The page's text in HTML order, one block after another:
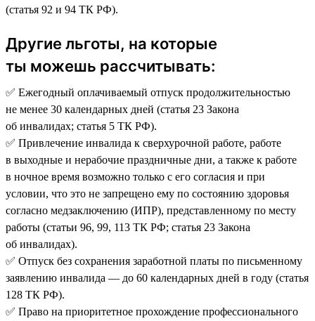
(статья 92 и 94 ТК РФ).
Другие льготы, на которые
ты можешь рассчитывать:
✅ Ежегодный оплачиваемый отпуск продолжительностью
не менее 30 календарных дней (статья 23 Закона
об инвалидах; статья 5 ТК РФ).
✅ Привлечение инвалида к сверхурочной работе, работе
в выходные и нерабочие праздничные дни, а также к работе
в ночное время возможно только с его согласия и при
условии, что это не запрещено ему по состоянию здоровья
согласно медзаключению (ИПР), представленному по месту
работы (статьи 96, 99, 113 ТК РФ; статья 23 Закона
об инвалидах).
✅ Отпуск без сохранения заработной платы по письменному
заявлению инвалида — до 60 календарных дней в году (статья
128 ТК РФ).
✅ Право на приоритетное прохождение профессионального